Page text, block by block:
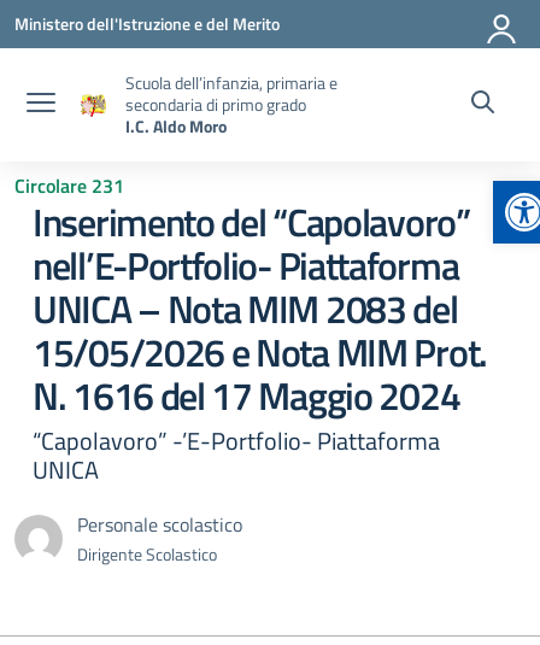
Vai ai contenuti
Vai al menu di navigazione
Vai al footer
Ministero dell'Istruzione e del Merito
Scuola dell’infanzia, primaria e
secondaria di primo grado
I.C. Aldo Moro
Circolare 231
Inserimento del “Capolavoro”
nell’E-Portfolio- Piattaforma
UNICA – Nota MIM 2083 del
15/05/2026 e Nota MIM Prot.
N. 1616 del 17 Maggio 2024
“Capolavoro” -’E-Portfolio- Piattaforma
UNICA
Personale scolastico
Dirigente Scolastico